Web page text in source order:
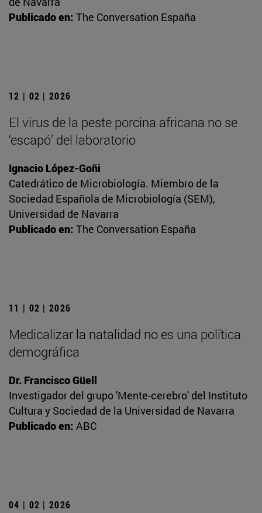
Publicado en: The Conversation España
12 | 02 | 2026
El virus de la peste porcina africana no se
‘escapó’ del laboratorio
Ignacio López-Goñi
Catedrático de Microbiología. Miembro de la
Sociedad Española de Microbiología (SEM),
Universidad de Navarra
Publicado en: The Conversation España
11 | 02 | 2026
Medicalizar la natalidad no es una política
demográfica
Dr. Francisco Güell
Investigador del grupo 'Mente-cerebro' del Instituto
Cultura y Sociedad de la Universidad de Navarra
Publicado en: ABC
04 | 02 | 2026